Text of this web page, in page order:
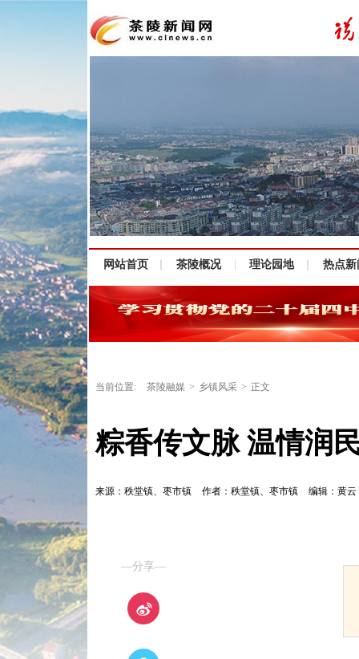
网站首页 茶陵概况 理论园地 热点新
当前位置: 茶陵融媒 > 乡镇风采 > 正文
粽香传文脉 温情润
来源：秩堂镇、枣市镇 作者：秩堂镇、枣市镇 编辑：黄云
—分享—